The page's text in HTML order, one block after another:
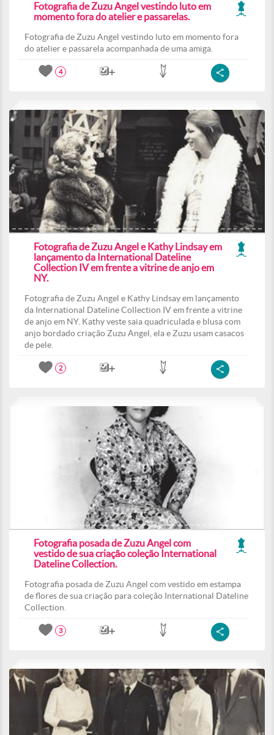
Fotografia de Zuzu Angel vestindo luto em
momento fora do atelier e passarelas.
Fotografia de Zuzu Angel vestindo luto em momento fora
do atelier e passarela acompanhada de uma amiga.
4
Fotografia de Zuzu Angel e Kathy Lindsay em
lançamento da International Dateline
Collection IV em frente a vitrine de anjo em
NY.
Fotografia de Zuzu Angel e Kathy Lindsay em lançamento
da International Dateline Collection IV em frente a vitrine
de anjo em NY. Kathy veste saia quadriculada e blusa com
anjo bordado criação Zuzu Angel, ela e Zuzu usam casacos
de pele.
2
Fotografia posada de Zuzu Angel com
vestido de sua criação coleção International
Dateline Collection.
Fotografia posada de Zuzu Angel com vestido em estampa
de flores de sua criação para coleção International Dateline
Collection.
3